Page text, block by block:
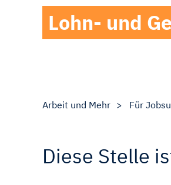
Lohn- und
Arbeit und Mehr Für
Diese Stelle